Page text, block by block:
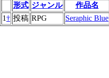
形式 ジャンル 作品名
1† 投稿 RPG Seraphic Blue